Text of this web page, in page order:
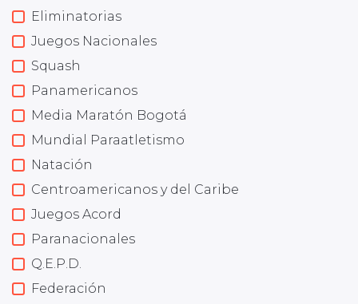
Eliminatorias
Juegos Nacionales
Squash
Panamericanos
Media Maratón Bogotá
Mundial Paraatletismo
Natación
Centroamericanos y del Caribe
Juegos Acord
Paranacionales
Q.E.P.D.
Federación